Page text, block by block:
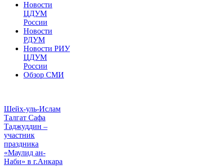
Новости
ЦДУМ
России
Новости
РДУМ
Новости РИУ
ЦДУМ
России
Обзор СМИ
Шейх-уль-Ислам
Талгат Сафа
Таджуддин –
участник
праздника
«Маулид ан-
Наби» в г.Анкара